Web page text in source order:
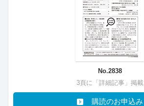
No.2838
3頁に「詳細記事」掲載
購読のお申込み